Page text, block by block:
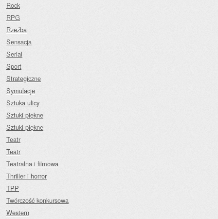
Rock
RPG
Rzeźba
Sensacja
Serial
Sport
Strategiczne
Symulacje
Sztuka ulicy
Sztuki piękne
Sztuki piękne
Teatr
Teatr
Teatralna i filmowa
Thriller i horror
TPP
Twórczość konkursowa
Western